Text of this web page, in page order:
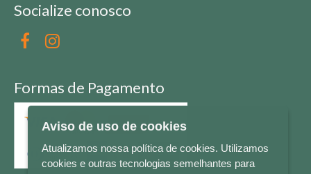
Socialize conosco
Formas de Pagamento
Aviso de uso de cookies
Atualizamos nossa política de cookies. Utilizamos
cookies e outras tecnologias semelhantes para